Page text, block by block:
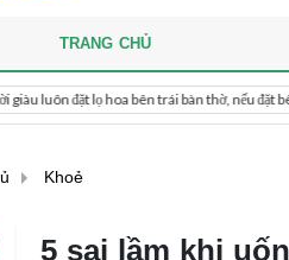
lọ hoa bên trái bàn thờ, nếu đặt bên phải thì
TRANG CHỦ
Khoẻ
5 sai lầm khi